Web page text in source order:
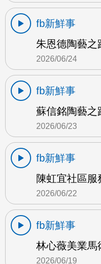
fb新鮮事
朱恩德陶藝之
2026/06/24
fb新鮮事
蘇信銘陶藝之
2026/06/23
fb新鮮事
陳虹宜社區服
2026/06/22
fb新鮮事
林心薇美業馬
2026/06/19